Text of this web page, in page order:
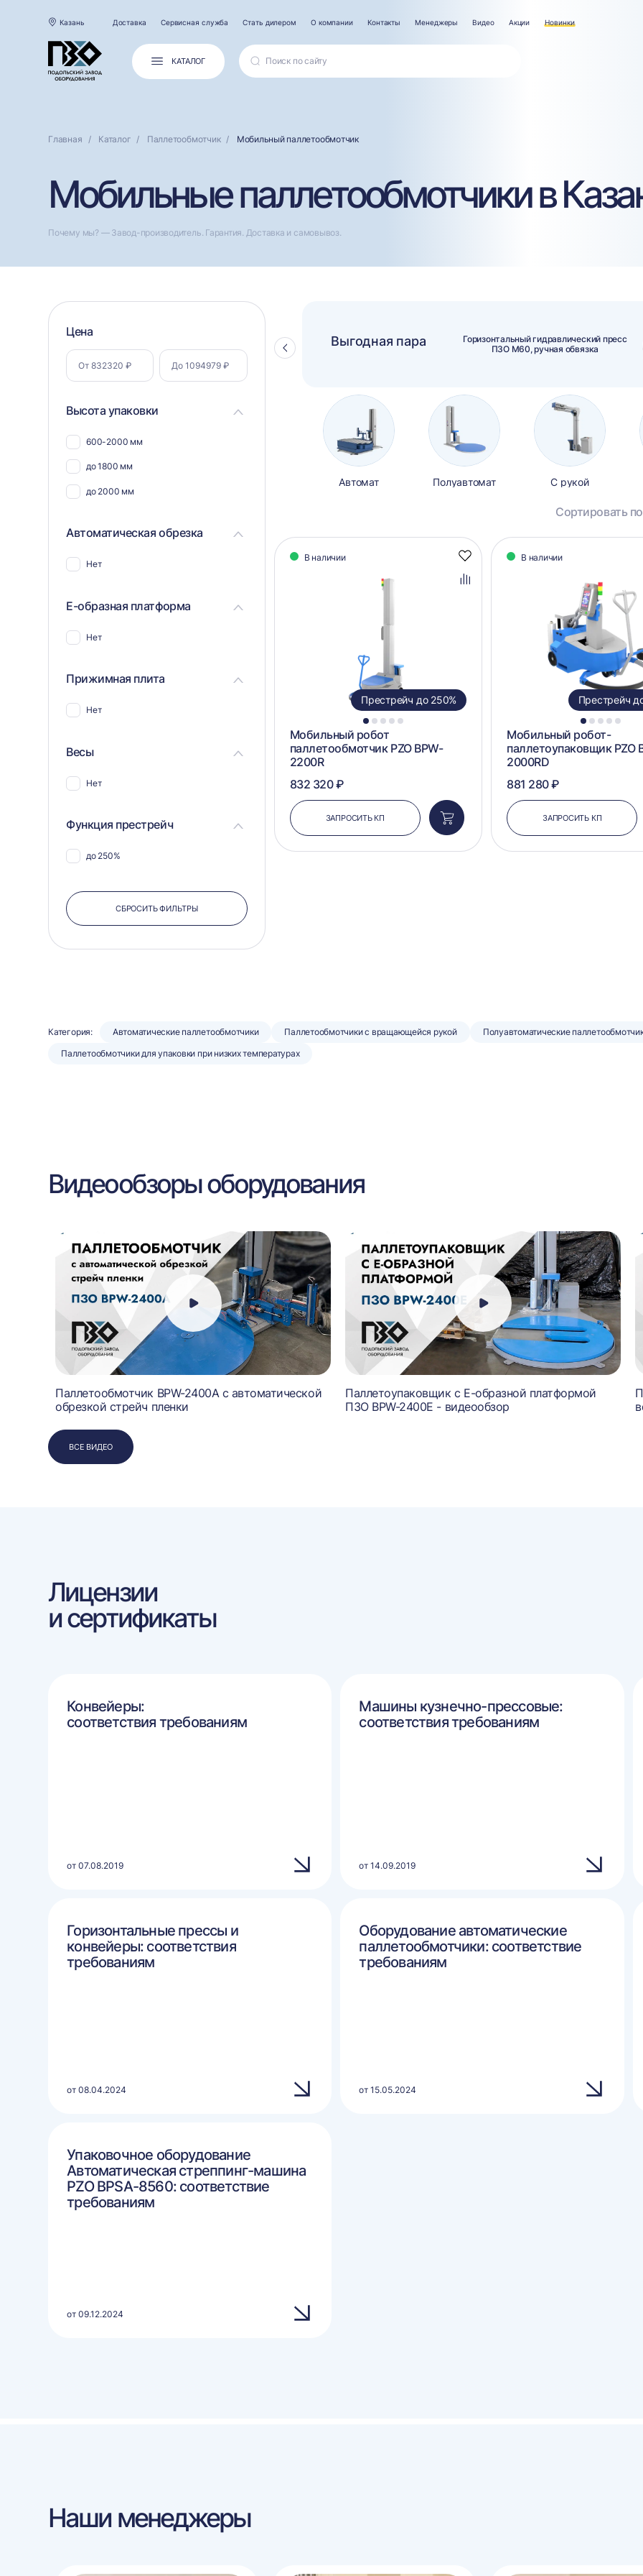
Казань Доставка Сервисная служба Стать дилером О компании Контакты Менеджеры Видео Акции Новинки
КАТАЛОГ
Главная Каталог Паллетообмотчик Мобильный паллетообмотчик
Мобильные паллетообмотчики в
Почему мы? — Завод-производитель. Гарантия. Доставка и самовывоз.
Фильтр
по
параметрам
Цена
Высота упаковки
600-2000 мм
до 1800 мм
до 2000 мм
Автоматическая обрезка
Нет
Е-образная платформа
Нет
Прижимная плита
Нет
Весы
Нет
Функция престрейч
до 250%
СБРОСИТЬ ФИЛЬТРЫ
Стрелка
Полуавтоматический паллетоупаковщик
ПЗО BPW-2000
Выгодная пара
Горизонтальный гидравлический пресс
ПЗО М60, ручная обвязка
Автомат Полуавтомат С рукой
Сортировать
Каталог
В наличии
Добавить
Добавить
1 2 3 4 5
Престрейч до 250%
Мобильный робот
паллетообмотчик PZO BPW-
2200R
832 320 ₽
ЗАПРОСИТЬ КП
Добавить
в
корзину
В наличии
1 2 3 4 5
Престрейч
Мобильный робот-
паллетоупаковщик PZO
2000RD
881 280 ₽
ЗАПРОСИТЬ КП
Категория: Автоматические паллетообмотчики Паллетообмотчики с вращающейся рукой Полуавтоматические
Паллетообмотчики для упаковки при низких температурах
Видеообзоры оборудования
Паллетообмотчик BPW-2400A с автоматической
обрезкой стрейч пленки
Паллетоупаковщик с Е-образной платформой
ПЗО BPW-2400E - видеообзор
ВСЕ ВИДЕО
Лицензии
и сертификаты
Конвейеры:
соответствия требованиям
от 07.08.2019
Машины кузнечно-прессовые:
соответствия требованиям
от 14.09.2019
Горизонтальные прессы и
конвейеры: соответствия
требованиям
от 08.04.2024
Оборудование автоматические
паллетообмотчики: соответствие
требованиям
от 15.05.2024
Упаковочное оборудование
Автоматическая стреппинг-машина
PZO BPSA-8560: соответствие
требованиям
от 09.12.2024
Наши менеджеры